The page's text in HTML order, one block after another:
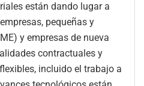
están dando lugar a
pequeñas y
y empresas de nueva
contractuales y
incluido el trabajo a